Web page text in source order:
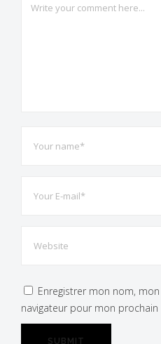
Enregistrer mon nom,
navigateur pour mon